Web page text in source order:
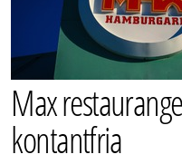
Max
kontantfria